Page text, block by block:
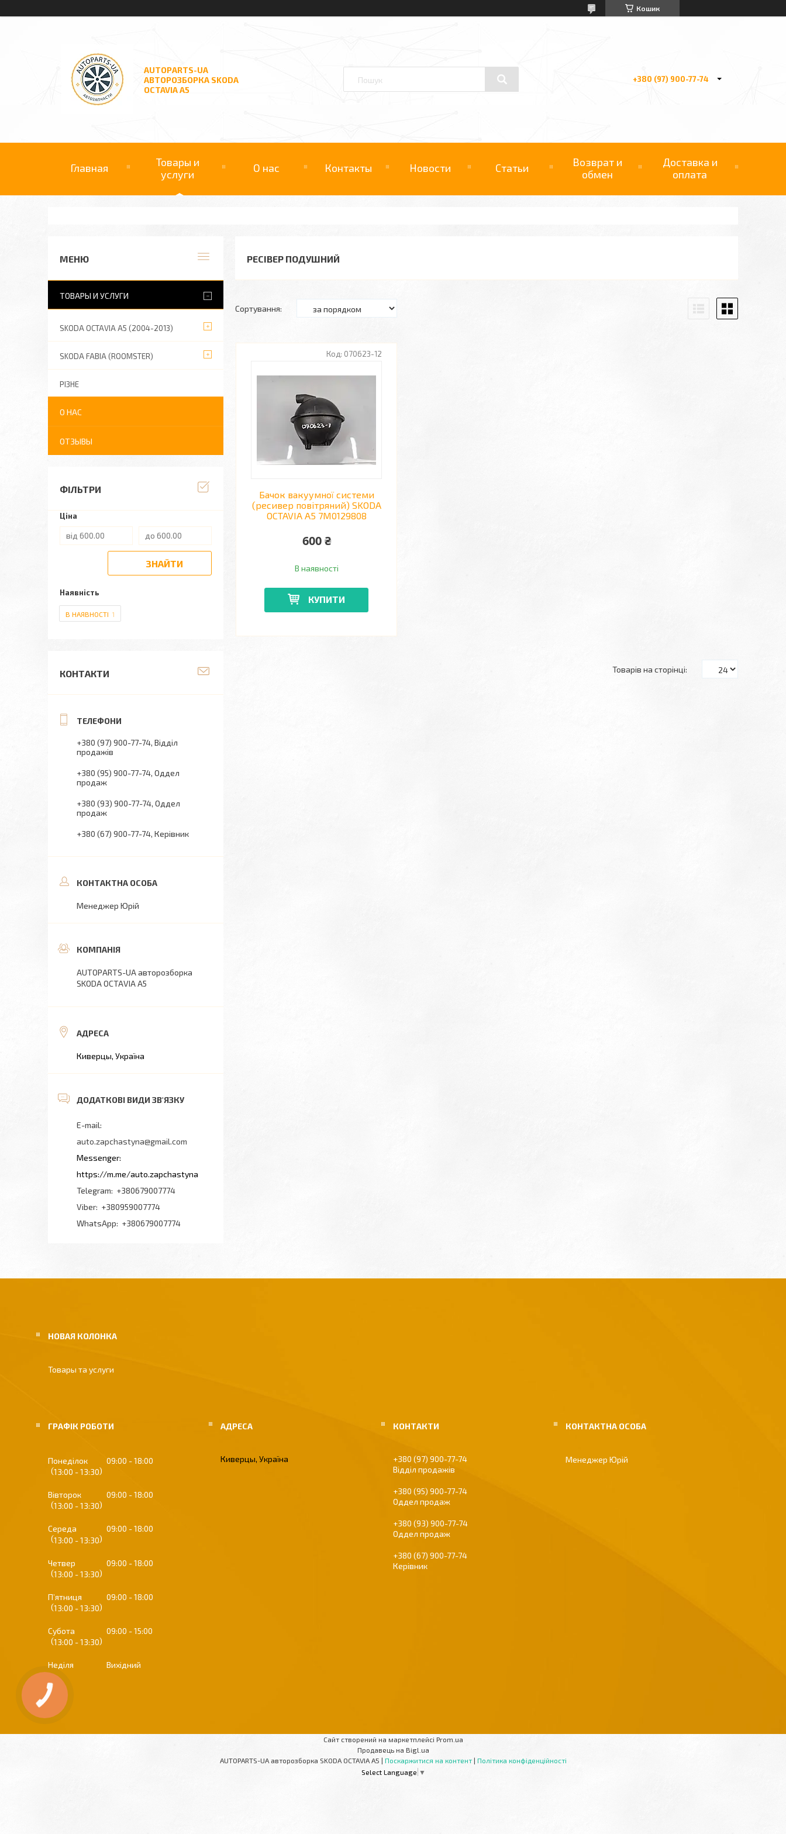
Кошик
AUTOPARTS-UA
АВТОРОЗБОРКА SKODA
OCTAVIA A5
+380 (97) 900-77-74
Главная
Товары и
услуги
О нас Контакты Новости Статьи
Возврат и
обмен
Доставка и
оплата
РЕСІВЕР ПОДУШНИЙ
070623-12
Бачок вакуумної системи
(ресивер повітряний) SKODA
OCTAVIA A5 7M0129808
600 ₴
В наявності
КУПИТИ
ТОВАРЫ И УСЛУГИ
SKODA OCTAVIA A5 (2004-2013)
SKODA FABIA (ROOMSTER)
РІЗНЕ
О НАС
ОТЗЫВЫ
ФІЛЬТРИ
Ціна
ЗНАЙТИ
Наявність
В НАЯВНОСТІ 1
КОНТАКТИ
+380 (97) 900-77-74 Відділ
продажів
+380 (95) 900-77-74 Оддел
продаж
+380 (93) 900-77-74 Оддел
продаж
+380 (67) 900-77-74 Керівник
Менеджер Юрій
AUTOPARTS-UA авторозборка
SKODA OCTAVIA A5
Киверцы, Україна
auto.zapchastyna@gmail.com
https://m.me/auto.zapchastyna
+380679007774
+380959007774
+380679007774
НОВАЯ КОЛОНКА
Товары та услуги
ГРАФІК РОБОТИ
Понеділок 09:00
18:00
13:00
13:30
Вівторок 09:00
18:00
13:00
13:30
Середа 09:00
18:00
13:00
13:30
Четвер 09:00
18:00
13:00
13:30
Пʼятниця 09:00
18:00
13:00
13:30
Субота 09:00
15:00
13:00
13:30
Неділя Вихідний
Киверцы, Україна
+380 (97) 900-77-74
Відділ продажів
+380 (95) 900-77-74
Оддел продаж
+380 (93) 900-77-74
Оддел продаж
+380 (67) 900-77-74
Керівник
Менеджер Юрій
Сайт створений на маркетплейсі Prom.ua
Продавець на Bigl.ua
AUTOPARTS-UA авторозборка SKODA OCTAVIA A5 | Поскаржитися на контент | Політика конфіденційності
Select Language ▼